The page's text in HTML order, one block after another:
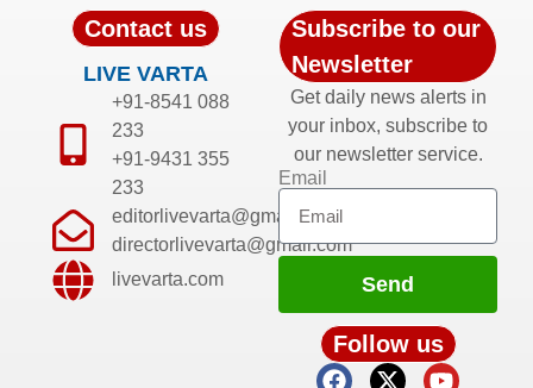
Contact us
LIVE VARTA
+91-8541 088
233
+91-9431 355
233
editorlivevarta@gmail.com
directorlivevarta@gmail.com
livevarta.com
Subscribe to our
Newsletter
Get daily news alerts in
your inbox, subscribe to
our newsletter service.
Email
Send
Follow us